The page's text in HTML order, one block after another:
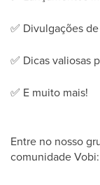
✅ Divulgações
✅ Dicas valiosas
✅ E muito mais!
Entre no nosso
comunidade Vobi: